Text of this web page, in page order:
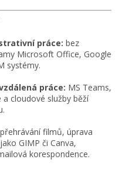
práce: bez
Microsoft Office, Google
systémy.
práce: MS Teams,
cloudové služby běží
přehrávání filmů, úprava
GIMP či Canva,
korespondence.